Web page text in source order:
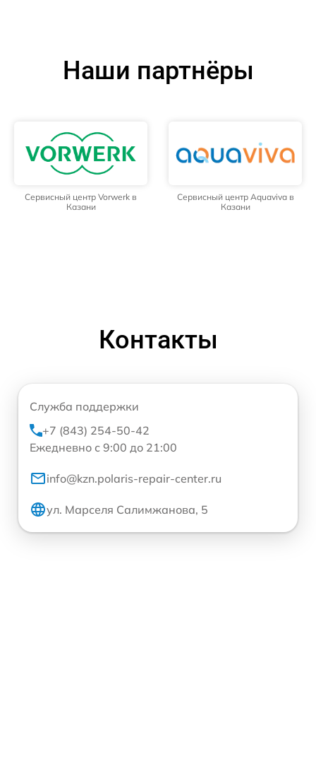
Наши партнёры
Сервисный центр Vorwerk в
Казани
Сервисный центр Aquaviva в
Казани
Контакты
Служба поддержки
+7 (843) 254-50-42
Ежедневно с 9:00 до 21:00
info@kzn.polaris-repair-center.ru
ул. Марселя Салимжанова, 5